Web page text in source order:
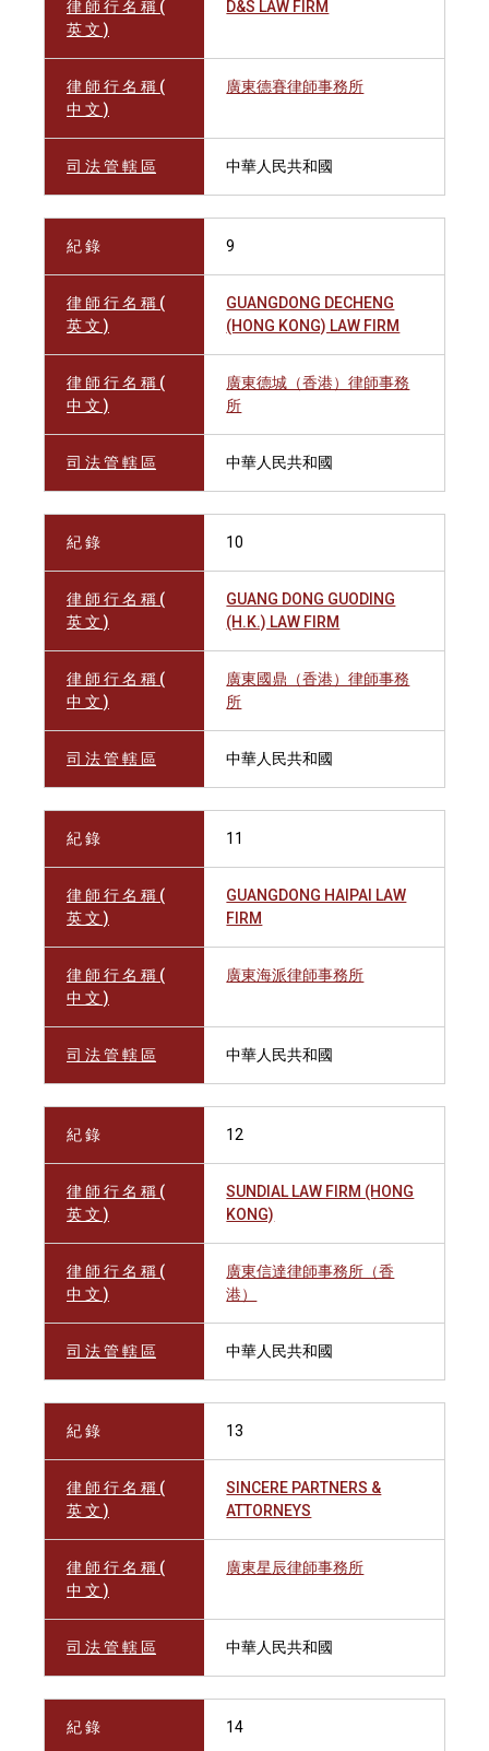
律 師 行 名 稱 (
英 文 )
D&S LAW FIRM
律 師 行 名 稱 (
中 文 )
廣東德賽律師事務所
司 法 管 轄 區 中華人民共和國
紀 錄 9
律 師 行 名 稱 (
英 文 )
GUANGDONG DECHENG
(HONG KONG) LAW FIRM
律 師 行 名 稱 (
中 文 )
廣東德城（香港）律師事務
所
司 法 管 轄 區 中華人民共和國
紀 錄 10
律 師 行 名 稱 (
英 文 )
GUANG DONG GUODING
(H.K.) LAW FIRM
律 師 行 名 稱 (
中 文 )
廣東國鼎（香港）律師事務
所
司 法 管 轄 區 中華人民共和國
紀 錄 11
律 師 行 名 稱 (
英 文 )
GUANGDONG HAIPAI LAW
FIRM
律 師 行 名 稱 (
中 文 )
廣東海派律師事務所
司 法 管 轄 區 中華人民共和國
紀 錄 12
律 師 行 名 稱 (
英 文 )
SUNDIAL LAW FIRM (HONG
KONG)
律 師 行 名 稱 (
中 文 )
廣東信達律師事務所（香
港）
司 法 管 轄 區 中華人民共和國
紀 錄 13
律 師 行 名 稱 (
英 文 )
SINCERE PARTNERS &
ATTORNEYS
律 師 行 名 稱 (
中 文 )
廣東星辰律師事務所
司 法 管 轄 區 中華人民共和國
紀 錄 14